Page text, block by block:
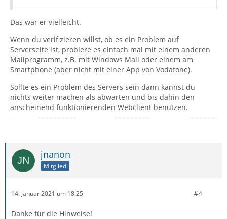
Das war er vielleicht.
Wenn du verifizieren willst, ob es ein Problem auf
Serverseite ist, probiere es einfach mal mit einem anderen
Mailprogramm, z.B. mit Windows Mail oder einem am
Smartphone (aber nicht mit einer App von Vodafone).
Sollte es ein Problem des Servers sein dann kannst du
nichts weiter machen als abwarten und bis dahin den
anscheinend funktionierenden Webclient benutzen.
jnanon
Mitglied
14. Januar 2021 um 18:25 #4
Danke für die Hinweise!